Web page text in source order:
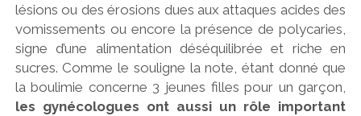
lésions ou des érosions dues aux attaques acides des
vomissements ou encore la présence de polycaries,
signe d’une alimentation déséquilibrée et riche en
sucres. Comme le souligne la note, étant donné que
la boulimie concerne 3 jeunes filles pour un garçon,
les gynécologues ont aussi un rôle important